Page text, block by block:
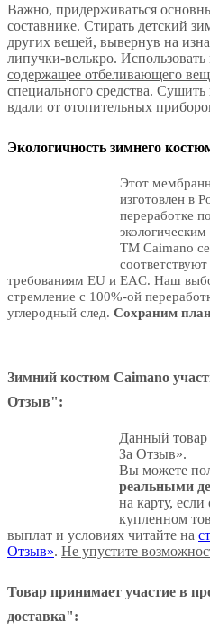
Важно, придерживаться
составнике. Стирать детский
других вещей, вывернув на
липучки-велькро.
содержащее отбеливающего
специального средства.
вдали от отопительных
Экологичность зимнего
Этот
изготовлен в
переработке
ТМ Caimano
требованиям EU и EAC. Наш
стремление с 100%-ой
углеродный след. Сохраним
Зимний костюм Caimano
Отзыв":
Данный
За Отзыв».
Вы можете
реальными
на карту,
купленном
выплат и условиях читайте на
Отзыв». Не упустите
Товар принимает участие в
доставка":